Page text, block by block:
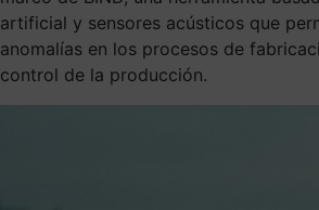
artificial y sensores acústicos que
anomalías en los procesos de
control de la producción.